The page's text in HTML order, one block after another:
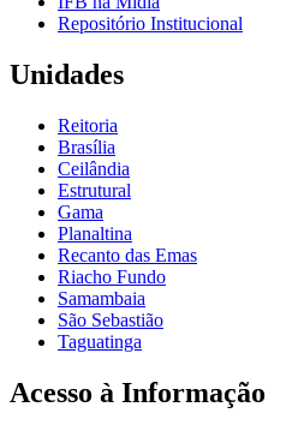
Repositório Institucional
Unidades
Reitoria
Brasília
Ceilândia
Estrutural
Gama
Planaltina
Recanto das Emas
Riacho Fundo
Samambaia
São Sebastião
Taguatinga
Acesso à Informação